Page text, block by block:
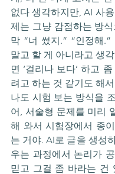
없다 생각하지만, AI 사
제는 그냥 감점하는 방
막 “너 썼지.” “인정해
말고 할 게 아니라고 생
면 ‘걸리나 보다’ 하고
려고 하는 것 같기도 해
나도 시험 보는 방식을
어, 서술형 문제를 미리
해 와서 시험장에서 종
는 거야. AI로 글을 생성
우는 과정에서 논리가
믿고 그걸 좀 바라는 건